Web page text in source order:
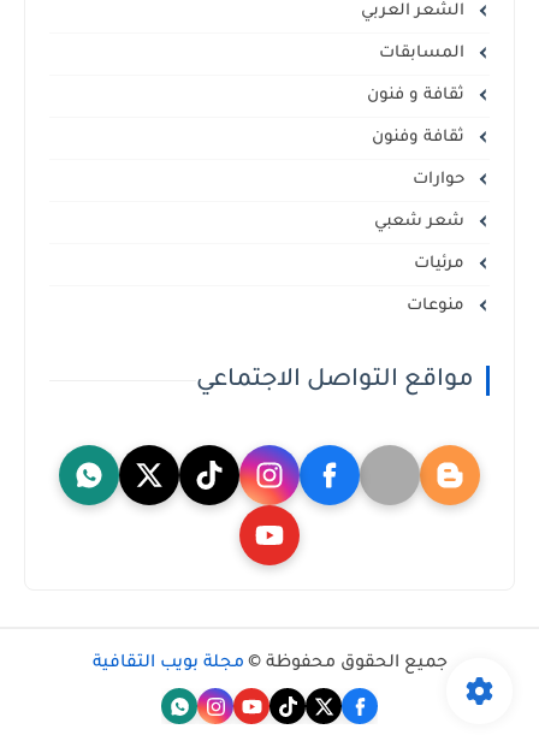
الشعر العربي
المسابقات
ثقافة و فنون
ثقافة وفنون
حوارات
شعر شعبي
مرئيات
منوعات
مواقع التواصل الاجتماعي
جميع الحقوق محفوظة © مجلة بويب الثقافية